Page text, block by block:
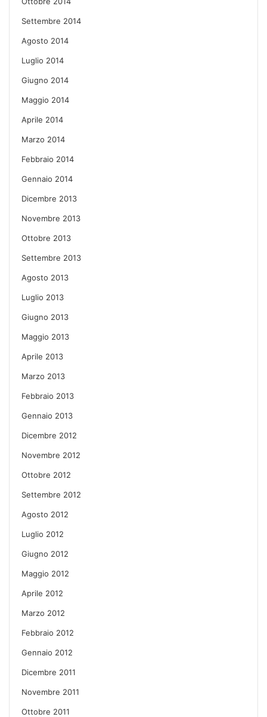
Settembre 2014
Agosto 2014
Luglio 2014
Giugno 2014
Maggio 2014
Aprile 2014
Marzo 2014
Febbraio 2014
Gennaio 2014
Dicembre 2013
Novembre 2013
Ottobre 2013
Settembre 2013
Agosto 2013
Luglio 2013
Giugno 2013
Maggio 2013
Aprile 2013
Marzo 2013
Febbraio 2013
Gennaio 2013
Dicembre 2012
Novembre 2012
Ottobre 2012
Settembre 2012
Agosto 2012
Luglio 2012
Giugno 2012
Maggio 2012
Aprile 2012
Marzo 2012
Febbraio 2012
Gennaio 2012
Dicembre 2011
Novembre 2011
Ottobre 2011